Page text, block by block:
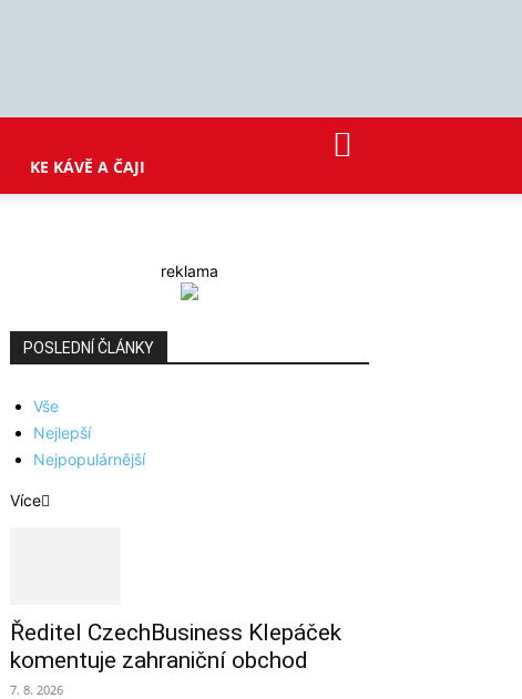
KE KÁVĚ A ČAJI
reklama
POSLEDNÍ ČLÁNKY
Vše
Nejlepší
Nejpopulárnější
Více
Ředitel CzechBusiness Klepáček
komentuje zahraniční obchod
7. 8. 2026